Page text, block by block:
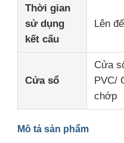
Tham quan nhà máy
Kiểm soát chất lượng
Tin tức
Thời gian
sử dụng
kết cấu
Lên
Cửa sổ
Cửa
PVC/
chớp
Mô tả sản phẩm